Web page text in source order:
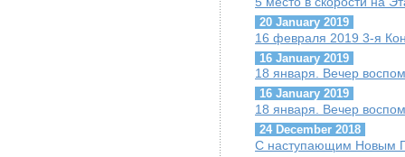
20 January 2019
16 февраля 2019 3-я
16 January 2019
18 января. Вечер
16 January 2019
18 января. Вечер
24 December 2018
С наступающим Новым